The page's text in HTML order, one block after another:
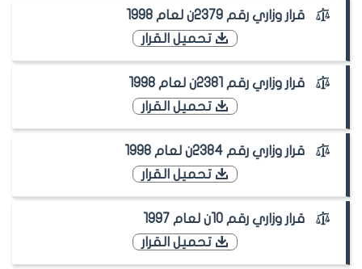
قرار وزاري رقم 2379ن لعام 1998
تحميل القرار
قرار وزاري رقم 2381ن لعام 1998
تحميل القرار
قرار وزاري رقم 2384ن لعام 1998
تحميل القرار
قرار وزاري رقم 10ن لعام 1997
تحميل القرار